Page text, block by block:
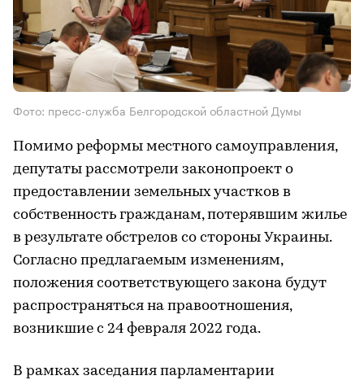
Фото: пресс-служба Белгородской областной Думы
Помимо реформы местного самоуправления,
депутаты рассмотрели законопроект о
предоставлении земельных участков в
собственность гражданам, потерявшим жилье
в результате обстрелов со стороны Украины.
Согласно предлагаемым изменениям,
положения соответствующего закона будут
распространяться на правоотношения,
возникшие с 24 февраля 2022 года.
В рамках заседания парламентарии